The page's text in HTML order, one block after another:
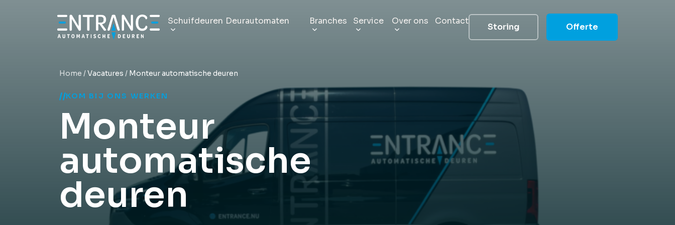
Schuifdeuren
Professionele uitstraling
Volglas schuifdeuren
Fraaie, elegante ingangen
Brandwerende schuifdeuren
Vertraag brand en verminder rook
Magnetische schuifdeuren
Energiezuinige en snelle toegang
Hermetische schuifdeuren
Deurautomaten Branches
Zware industrie
Horeca & recreatie
Restaurants, bars en café’s
Zorgsector
Ziekenhuizen, klinieken en laboratoria
Service
Reparatie
Deskundig verhelpen
Volledig functioneel
Eigen productie
Over ons
Veelgestelde vragen
Duurzaamheid
CO2-emissie reduceren
Vacatures
Kom bij ons team
Blogs
Contact
Storing Offerte
Home /Vacatures / Monteur automatische deuren
KOM BIJ ONS WERKEN
Monteur
automatische
deuren